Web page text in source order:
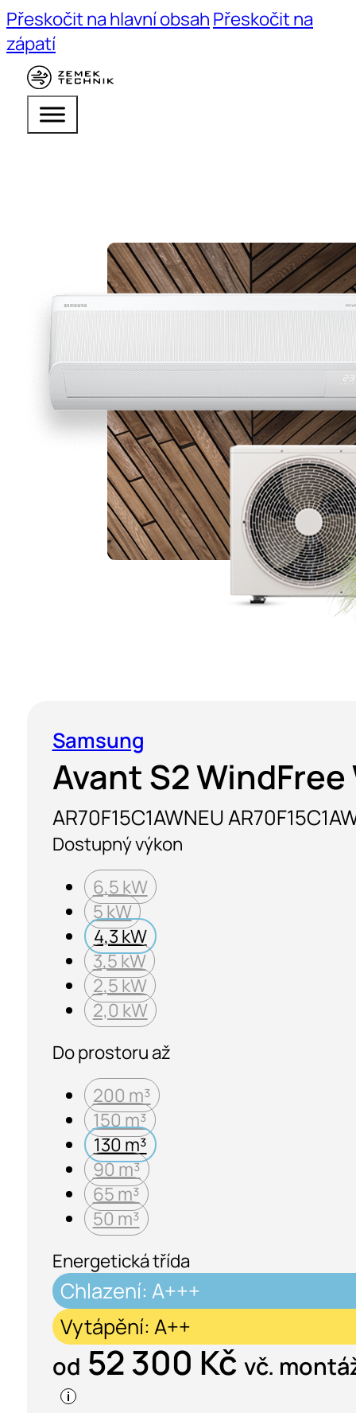
Přeskočit na hlavní obsahPřeskočit na
zápatí
Samsung
Avant S2
AR70F15C1AWNEU
Dostupný výkon
6,5 kW
5 kW
4,3 kW
3,5 kW
2,5 kW
2,0 kW
Do prostoru až
200 m³
150 m³
130 m³
90 m³
65 m³
50 m³
Energetická třída
Chlazení: A+++
Vytápění: A++
od 52 300 Kč vč.